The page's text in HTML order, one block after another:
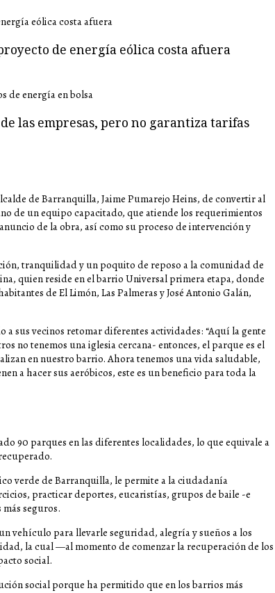
de energía eólica costa afuera
las empresas, pero no garantiza tarifas
de Barranquilla, Jaime Pumarejo Heins, de convertir al
de un equipo capacitado, que atiende los requerimientos
de la obra, así como su proceso de intervención y
tranquilidad y un poquito de reposo a la comunidad de
quien reside en el barrio Universal primera etapa, donde
de El Limón, Las Palmeras y José Antonio Galán,
sus vecinos retomar diferentes actividades: “Aquí la gente
no tenemos una iglesia cercana- entonces, el parque es el
en nuestro barrio. Ahora tenemos una vida saludable,
a hacer sus aeróbicos, este es un beneficio para toda la
90 parques en las diferentes localidades, lo que equivale a
verde de Barranquilla, le permite a la ciudadanía
practicar deportes, eucaristías, grupos de baile -e
seguros.
vehículo para llevarle seguridad, alegría y sueños a los
la cual —al momento de comenzar la recuperación de los
social.
social porque ha permitido que en los barrios más